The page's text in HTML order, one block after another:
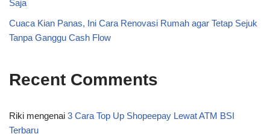
Saja
Cuaca Kian Panas, Ini Cara Renovasi Rumah agar Tetap Sejuk
Tanpa Ganggu Cash Flow
Recent Comments
Riki mengenai 3 Cara Top Up Shopeepay Lewat ATM BSI
Terbaru